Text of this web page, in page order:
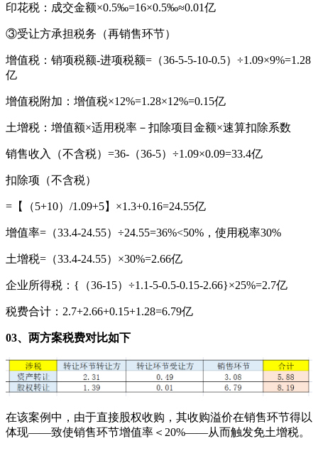
印花税：成交金额×0.5‰=16×0.5‰≈0.01亿
③受让方承担税务（再销售环节）
增值税：销项税额-进项税额=（36-5-5-10-0.5）÷1.09×9%=1.28
亿
增值税附加：增值税×12%=1.28×12%=0.15亿
土增税：增值额×适用税率－扣除项目金额×速算扣除系数
销售收入（不含税）=36-（36-5）÷1.09×0.09=33.4亿
扣除项（不含税）
=【（5+10）/1.09+5】×1.3+0.16=24.55亿
增值率=（33.4-24.55）÷24.55=36%<50%，使用税率30%
土增税=（33.4-24.55）×30%=2.66亿
企业所得税：{（36-15）÷1.1-5-0.5-0.15-2.66}×25%=2.7亿
税费合计：2.7+2.66+0.15+1.28=6.79亿
03、两方案税费对比如下
在该案例中，由于直接股权收购，其收购溢价在销售环节得以
体现——致使销售环节增值率＜20%——从而触发免土增税。